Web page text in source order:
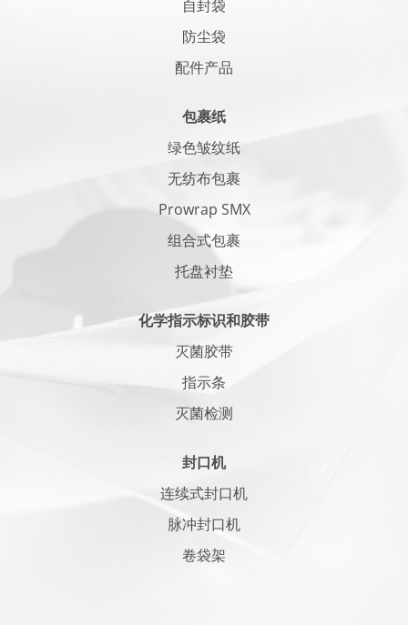
自封袋
防尘袋
配件产品
包裹纸
绿色皱纹纸
无纺布包裹
Prowrap SMX
组合式包裹
托盘衬垫
化学指示标识和胶带
灭菌胶带
指示条
灭菌检测
封口机
连续式封口机
脉冲封口机
卷袋架